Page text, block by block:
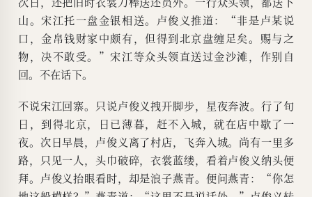
山。宋江托一盘金银相送。卢俊义推道：“非是卢某说
口，金帛钱财家中颇有，但得到北京盘缠足矣。赐与之
物，决不敢受。”宋江等众头领直送过金沙滩，作别自
回。不在话下。
不说宋江回寨。只说卢俊义拽开脚步，星夜奔波。行了旬
日，到得北京，日已薄暮，赶不入城，就在店中歇了一
夜。次日早晨，卢俊义离了村店，飞奔入城。尚有一里多
路，只见一人，头巾破碎，衣裳蓝缕，看着卢俊义纳头便
拜。卢俊义抬眼看时，却是浪子燕青。便问燕青：“你怎